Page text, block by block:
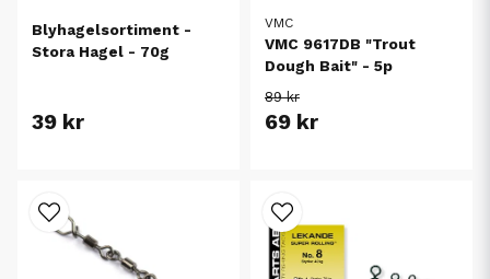
Blyhagelsortiment -
Stora Hagel - 70g
39 kr
VMC
VMC 9617DB "Trout
Dough Bait" - 5p
89 kr
69 kr